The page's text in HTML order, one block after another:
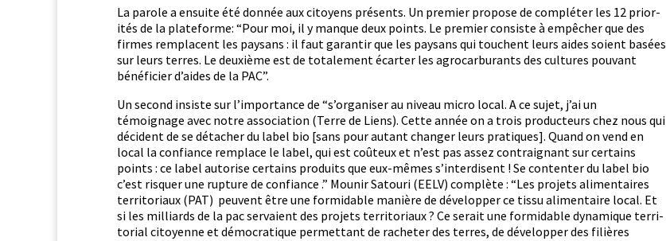
La parole a ensuite été don­née aux citoyens présents. Un pre­mier pro­pose de com­pléter les 12 pri­or­
ités de la plate­forme: “Pour moi, il y manque deux points. Le pre­mier con­siste à empêch­er que des
firmes rem­pla­cent les paysans : il faut garan­tir que les paysans qui touchent leurs aides soient basées
sur leurs ter­res. Le deux­ième est de totale­ment écarter les agro­car­bu­rants des cul­tures pou­vant
béné­fici­er d’aides de la PAC”.
Un sec­ond insiste sur l’importance de “s’organiser au niveau micro local. A ce sujet, j’ai un
témoignage avec notre asso­ci­a­tion (Terre de Liens). Cette année on a trois pro­duc­teurs chez nous qui
déci­dent de se détach­er du label bio [sans pour autant chang­er leurs pra­tiques]. Quand on vend en
local la con­fi­ance rem­place le label, qui est coû­teux et n’est pas assez con­traig­nant sur cer­tains
points : ce label autorise cer­tains pro­duits que eux-mêmes s’interdisent ! Se con­tenter du label bio
c’est ris­quer une rup­ture de con­fi­ance .” Mounir Satouri (EELV) com­plète : “Les pro­jets ali­men­taires
ter­ri­to­ri­aux (PAT) peu­vent être une for­mi­da­ble manière de dévelop­per ce tis­su ali­men­taire local. Et
si les mil­liards de la pac ser­vaient des pro­jets ter­ri­to­ri­aux ? Ce serait une for­mi­da­ble dynamique ter­ri­
to­r­i­al citoyenne et démoc­ra­tique per­me­t­tant de racheter des ter­res, de dévelop­per des fil­ières